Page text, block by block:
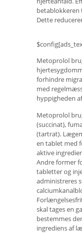
betablokkeren
Dette
Metoprolol
forhindre
med
hyppigheden
Metoprolol
(succinat),
(tartrat).
en tablet med
aktive
Andre former
tabletter og
administreres
skal tages en
bestemmes
ingrediens af